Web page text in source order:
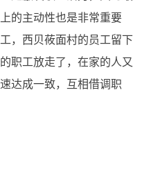
的主动性也是非常重要
，西贝莜面村的员工留下
职工放走了，在家的人又
达成一致，互相借调职